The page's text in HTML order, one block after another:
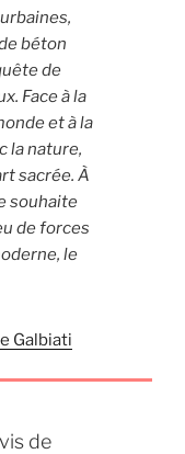
béton
de
Face à la
et à la
la nature,
sacrée. À
souhaite
de forces
le
Galbiati
de